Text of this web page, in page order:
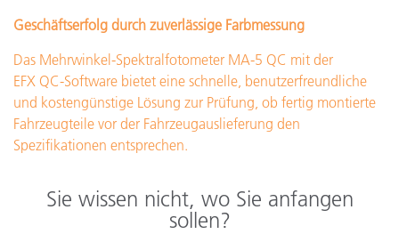
Geschäftserfolg durch zuverlässige Farbmessung
Das Mehrwinkel-Spektralfotometer MA-5 QC mit der
EFX QC-Software bietet eine schnelle, benutzerfreundliche
und kostengünstige Lösung zur Prüfung, ob fertig montierte
Fahrzeugteile vor der Fahrzeugauslieferung den
Spezifikationen entsprechen.
Sie wissen nicht, wo Sie anfangen
sollen?